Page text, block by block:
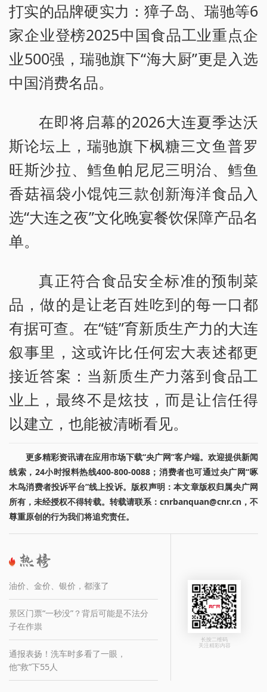
打实的品牌硬实力：獐子岛、瑞驰等6
家企业登榜2025中国食品工业重点企
业500强，瑞驰旗下“海大厨”更是入选
中国消费名品。
在即将启幕的2026大连夏季达沃
斯论坛上，瑞驰旗下枫糖三文鱼普罗
旺斯沙拉、鳕鱼帕尼尼三明治、鳕鱼
香菇福袋小馄饨三款创新海洋食品入
选“大连之夜”文化晚宴餐饮保障产品名
单。
真正符合食品安全标准的预制菜
品，做的是让老百姓吃到的每一口都
有据可查。在“链”育新质生产力的大连
叙事里，这或许比任何宏大表述都更
接近答案：当新质生产力落到食品工
业上，最终不是炫技，而是让信任得
以建立，也能被清晰看见。
更多精彩资讯请在应用市场下载“央广网”客户端。欢迎提供新闻
线索，24小时报料热线400-800-0088；消费者也可通过央广网“啄
木鸟消费者投诉平台”线上投诉。版权声明：本文章版权归属央广网
所有，未经授权不得转载。转载请联系：cnrbanquan@cnr.cn，不
尊重原创的行为我们将追究责任。
油价、金价、银价，都涨了
景区门票“一秒没”？背后可能是不法分
子在作祟
通报表扬！洗车时多看了一眼，
他“救”下55人
长按二维码
关注精彩内容